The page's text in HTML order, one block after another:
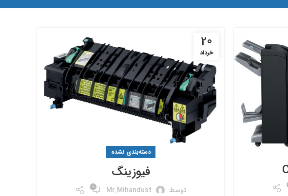
20
خرداد
دسته‌بندی نشده
فیوزینگ
توسط Mr.mihandust
0